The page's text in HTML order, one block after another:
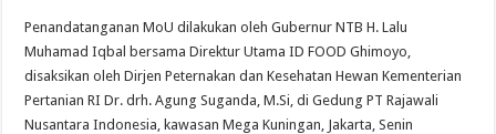
Sumbawa
Penandatanganan MoU dilakukan oleh Gubernur NTB H. Lalu
Muhamad Iqbal bersama Direktur Utama ID FOOD Ghimoyo,
disaksikan oleh Dirjen Peternakan dan Kesehatan Hewan Kementerian
Pertanian RI Dr. drh. Agung Suganda, M.Si, di Gedung PT Rajawali
Nusantara Indonesia, kawasan Mega Kuningan, Jakarta, Senin